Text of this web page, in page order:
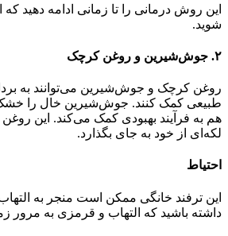
این روش درمانی را تا زمانی ادامه دهید
شوید.
۲. جوش‌شیرین و روغن کرچک
روغن کرچک و جوش‌شیرین می‌توانند به
طبیعی کمک کنند. جوش‌شیرین خال را
هم به فرآیند بهبودی کمک می‌کند. این
لکه‌ای از خود به جای بگذارد.
احتیاط
این ترفند خانگی ممکن است منجر به
داشته باشید که التهاب و قرمزی به مرور